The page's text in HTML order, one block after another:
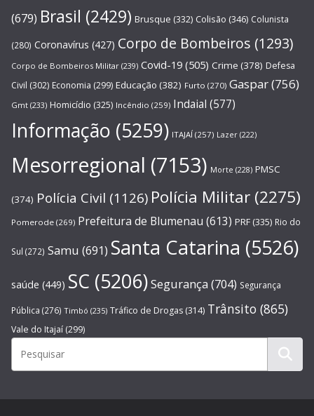
(679) Brasil (2429) Brusque (332) Colisão (346) Colunista
(280) Coronavírus (427) Corpo de Bombeiros (1293)
Corpo de Bombeiros Militar (239) Covid-19 (505) Crime (378) Defesa
Civil (302) Economia (299) Educação (382) Furto (270) Gaspar(756)
Gmt (233) Homicídio (325) Incêndio (259) Indaial (577)
Informação (5259) ITAJAÍ (257) Lazer (222)
Mesorregional (7153) Morte (228) PMSC
(374) Polícia Civil (1126) Polícia Militar (2275)
Pomerode (269) Prefeitura de Blumenau (613) PRF (335) Rio do
Sul (272) Samu (691) Santa Catarina (5526)
saúde (449) SC (5206)Segurança (704) Segurança
Pública (276) Timbó (235) Tráfico de Drogas (314) Trânsito (865)
Vale do Itajaí (299)